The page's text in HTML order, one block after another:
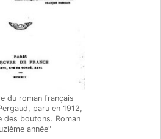
du roman français
paru en 1912,
des boutons. Roman
année"